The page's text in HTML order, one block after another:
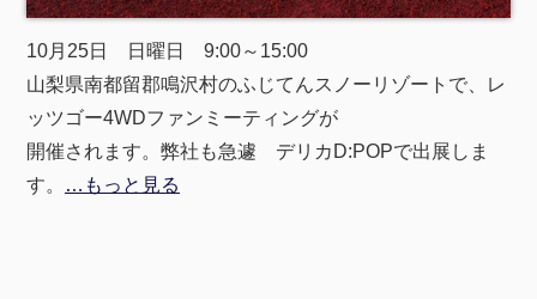
10月25日 日曜日 9:00～15:00
山梨県南都留郡鳴沢村のふじてんスノーリゾートで、レ
ッツゴー4WDファンミーティングが
開催されます。弊社も急遽 デリカD:POPで出展しま
す。
…もっと見る